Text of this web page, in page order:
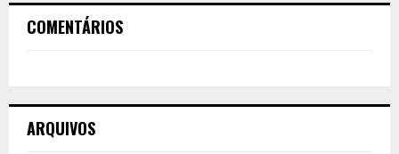
COMENTÁRIOS
ARQUIVOS